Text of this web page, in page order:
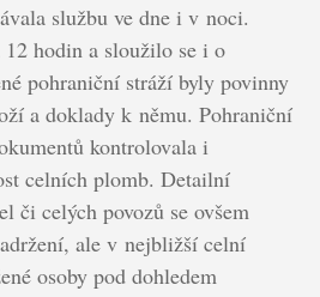
službu ve dne i v noci.
hodin a sloužilo se i o
pohraniční stráží byly povinny
a doklady k němu. Pohraniční
kontrolovala i
celních plomb. Detailní
či celých povozů se ovšem
ale v nejbližší celní
osoby pod dohledem